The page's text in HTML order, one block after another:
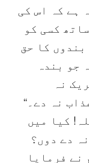
ہے کہ اس کی
کسی کو
کا حق
جو بندہ
نہ
نہ دے۔“
کیا میں
دے دوں؟
نے فرمایا